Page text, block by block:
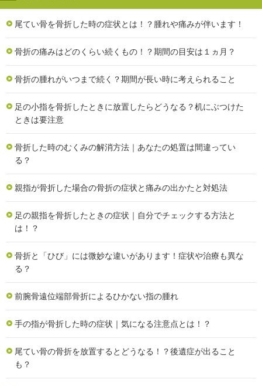
尾てい骨を骨折した時の症状とは！？腫れや痛みが伴います！
骨折の痛みはどのくらい続くもの！？期間の目安は１ヵ月？
骨折の腫れがいつまで続く？期間が長い時に考えられること
足の小指を骨折したときに放置したらどうなる？机にぶつけた
ときは要注意
骨折した時のむくみの解消方法｜あなたの処置は間違ってい
る？
親指が骨折した場合の骨折の症状と痛みの出かたと対処法
足の親指を骨折したときの症状｜自分でチェックする方法と
は！？
骨折と「ひび」には微妙な違いがあります！症状や治療も異な
る？
前腕骨遠位端部骨折によるひかない指の腫れ
手の指が骨折した時の症状｜気になる注意点とは！？
尾てい骨の骨折を放置するとどうなる！？後遺症が出ること
も？